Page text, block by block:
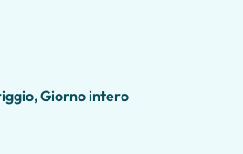
Giorno intero